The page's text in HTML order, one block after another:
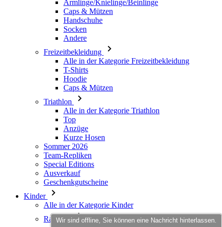
Freizeitbekleidung
Alle in der Kategorie Freizeitbekleidung
T-Shirts
Hoodie
Caps & Mützen
Triathlon
Alle in der Kategorie Triathlon
Top
Anzüge
Kurze Hosen
Sommer 2026
Team-Repliken
Special Editions
Ausverkauf
Geschenkgutscheine
Kinder
Alle in der Kategorie Kinder
Radsport
Alle in der Kategorie Radsport
Trikots Langarm
Jacken
Kurze Hosen
Wir sind offline, Sie können eine Nachricht hinterlassen.